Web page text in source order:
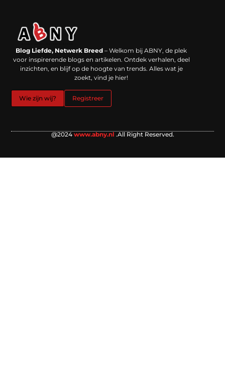
Blog Liefde, Netwerk Breed – Welkom bij ABNY, de plek
voor inspirerende blogs en artikelen. Ontdek verhalen, deel
inzichten, en blijf op de hoogte van trends. Alles wat je
zoekt, vind je hier!
Wie zijn wij? Registreer
@2024 www.abny.nl .All Right Reserved.